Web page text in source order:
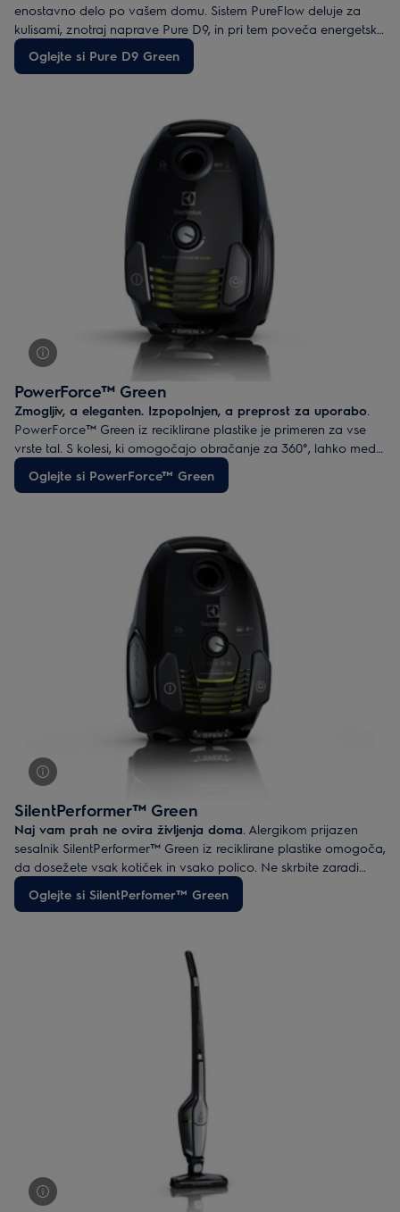
enostavno delo po vašem domu. Sistem PureFlow deluje za
kulisami, znotraj naprave Pure D9, in pri tem poveča energetsko
učinkovitost za 30 %. Ročaj CleanLift vam omogoča higiensko
upravljanje z enostavnim gibom zapestja.
Oglejte si Pure D9 Green
PowerForce™ Green
Zmogljiv, a eleganten. Izpopolnjen, a preprost za uporabo.
PowerForce™ Green iz reciklirane plastike je primeren za vse
vrste tal. S kolesi, ki omogočajo obračanje za 360°, lahko med
sesanjem poplesujete po domu v vse možne smeri.
Oglejte si PowerForce™ Green
SilentPerformer™ Green
Naj vam prah ne ovira življenja doma. Alergikom prijazen
sesalnik SilentPerformer™ Green iz reciklirane plastike omogoča,
da dosežete vsak kotiček in vsako polico. Ne skrbite zaradi
hrupa, SilentPerfomer™ Green vam tiho pomaga, ko imate čas.
Oglejte si SilentPerfomer™ Green